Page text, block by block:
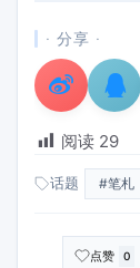
· 分享 ·
阅读 29
话题 #笔札
点赞 0